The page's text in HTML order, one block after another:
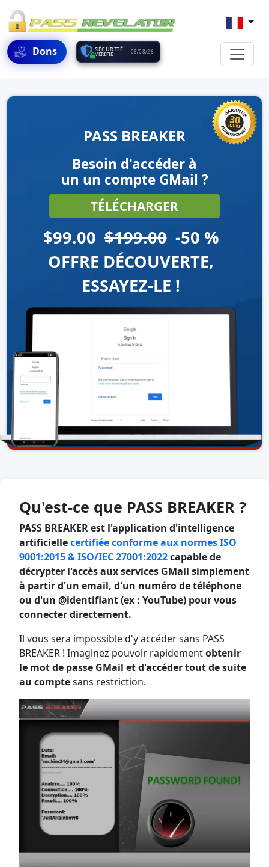
Dons SÉCURITÉ
VÉRIFIÉ 08/08/26
PASS BREAKER
Besoin d'accéder à
un un compte GMail ?
TÉLÉCHARGER
$99.00$199.00-50 %
OFFRE DÉCOUVERTE,
ESSAYEZ-LE !
Qu'est-ce que PASS BREAKER ?
PASS BREAKER est l'application d'intelligence
artificiellecertifiée conforme aux normes ISO
9001:2015 & ISO/IEC 27001:2022capable de
décrypter l'accès aux services GMail simplement
à partir d'un email, d'un numéro de téléphone
ou d'un @identifiant (ex : YouTube) pour vous
connecter directement.
Il vous sera impossible d'y accéder sans PASS
BREAKER ! Imaginez pouvoir rapidementobtenir
le mot de passe GMail et d'accéder tout de suite
au comptesans restriction.